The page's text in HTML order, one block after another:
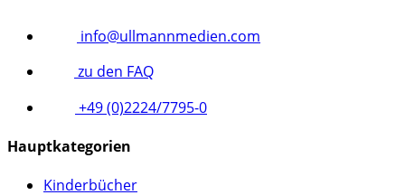
info@ullmannmedien.com
zu den FAQ
+49 (0)2224/7795-0
Hauptkategorien
Kinderbücher